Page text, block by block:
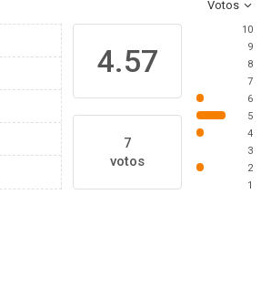
Votos
4.57
7
votos
10
9
8
7
6
5
4
3
2
1